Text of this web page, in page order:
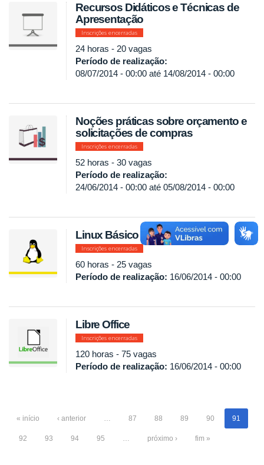
Recursos Didáticos e Técnicas de
Apresentação
Inscrições encerradas
24 horas - 20 vagas
Período de realização:
08/07/2014 - 00:00 até 14/08/2014 - 00:00
Noções práticas sobre orçamento e
solicitações de compras
Inscrições encerradas
52 horas - 30 vagas
Período de realização:
24/06/2014 - 00:00 até 05/08/2014 - 00:00
Linux Básico
Inscrições encerradas
60 horas - 25 vagas
Período de realização: 16/06/2014 - 00:00
Libre Office
Inscrições encerradas
120 horas - 75 vagas
Período de realização: 16/06/2014 - 00:00
« início ‹ anterior 87 88 89 90 91
92 93 94 95 próximo › fim »